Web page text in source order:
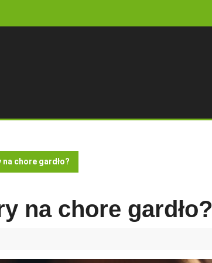
chore gardło?
na chore gardło?